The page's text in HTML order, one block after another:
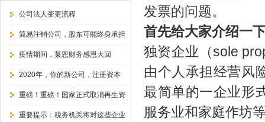
公司法人变更流程
简易注销公司，股东可能终身承担
无限责任
疫情期间，莱恩财务感恩大回
馈！！！
2020年，你的新公司，注册资本
还敢随便填写吗？
重磅！重磅！国家正式取消再生资
源经营备案证
重要提示：税务机关将对这些企业
发票的问题。
首先给大家介绍一
独资企业（sole
由个人承担经营风
最简单的一企业形
服务业和家庭作坊